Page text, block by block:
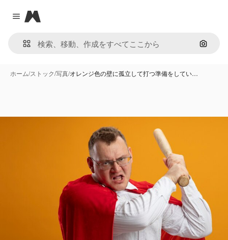
Close menu
Magnific
画像で
ホーム/ストック/写真/オレンジ色の壁に孤立して打つ準備をしてい…